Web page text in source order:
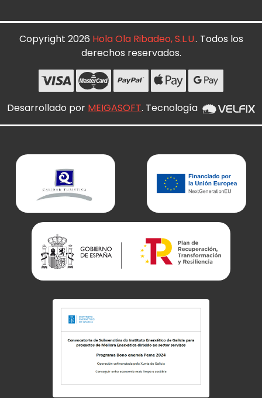
Copyright 2026 Hola Ola Ribadeo, S.L.U.. Todos los
derechos reservados.
Desarrollado por MEIGASOFT. Tecnología